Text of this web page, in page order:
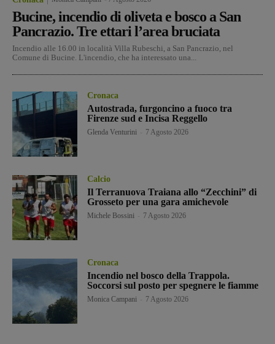
Bucine, incendio di oliveta e bosco a San
Pancrazio. Tre ettari l’area bruciata
Incendio alle 16.00 in località Villa Rubeschi, a San Pancrazio, nel
Comune di Bucine. L'incendio, che ha interessato una...
Cronaca
Autostrada, furgoncino a fuoco tra
Firenze sud e Incisa Reggello
Glenda Venturini 7 Agosto 2026
Calcio
Il Terranuova Traiana allo “Zecchini” di
Grosseto per una gara amichevole
Michele Bossini 7 Agosto 2026
Cronaca
Incendio nel bosco della Trappola.
Soccorsi sul posto per spegnere le fiamme
Monica Campani 7 Agosto 2026